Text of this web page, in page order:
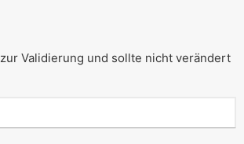
Validierung und sollte nicht verändert